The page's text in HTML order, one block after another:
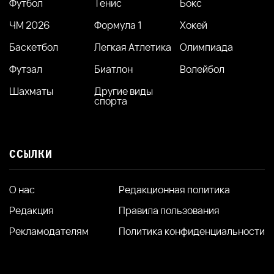
Футбол Тенис
Бокс
ЧМ 2026
Формула 1
Хокей
Баскетбол
Легкая Атлетика
Олимпиада
Футзал
Биатлон
Волейбол
Шахматы
Другие виды
спорта
ССЫЛКИ
О нас
Редакция
Рекламодателям
Редакционная политика
Правила пользования
Политика конфиденциальности